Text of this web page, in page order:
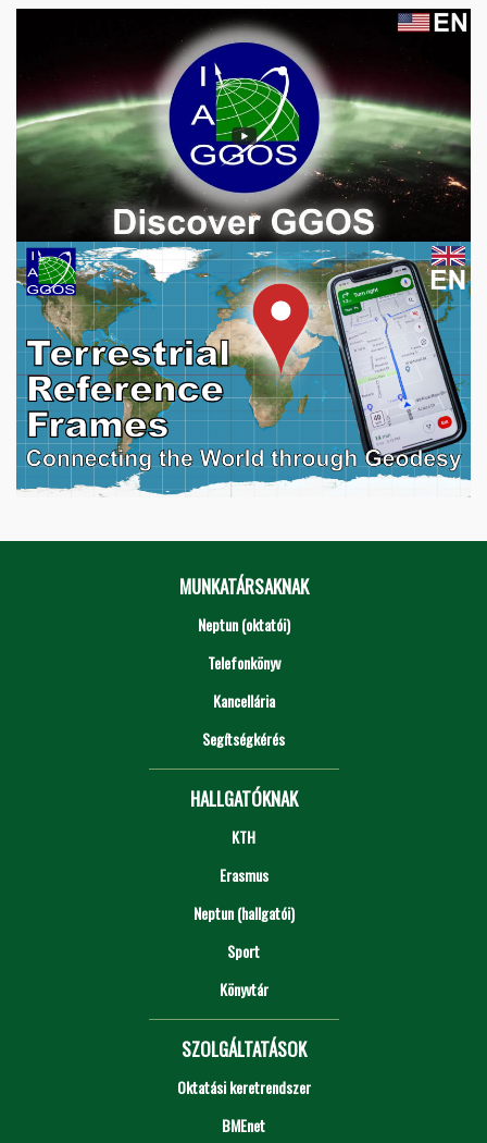
MUNKATÁRSAKNAK
Neptun (oktatói)
Telefonkönyv
Kancellária
Segítségkérés
HALLGATÓKNAK
KTH
Erasmus
Neptun (hallgatói)
Sport
Könyvtár
SZOLGÁLTATÁSOK
Oktatási keretrendszer
BMEnet